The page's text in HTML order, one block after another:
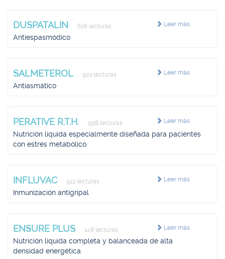
Leer más
DUSPATALIN 626 lecturas
Antiespasmódico
Leer más
SALMETEROL 920 lecturas
Antiasmático
Leer más
PERATIVE R.T.H. 998 lecturas
Nutrición líquida especialmente diseñada para pacientes
con estrés metabólico
Leer más
INFLUVAC 912 lecturas
Inmunización antigripal
Leer más
ENSURE PLUS 148 lecturas
Nutrición líquida completa y balanceada de alta
densidad energética